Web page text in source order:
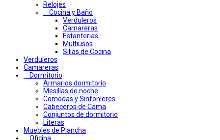
Relojes
Cocina y Baño
Verduleros
Camareras
Estanterias
Multiusos
Sillas de Cocina
Verduleros
Camareras
Dormitorio
Armarios dormitorio
Mesillas de noche
Comodas y Sinfonieres
Cabeceros de Cama
Conjuntos de dormitorio
Literas
Muebles de Plancha
Oficina